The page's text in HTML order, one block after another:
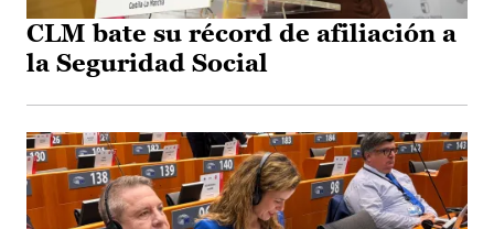
CLM bate su récord de afiliación a
la Seguridad Social